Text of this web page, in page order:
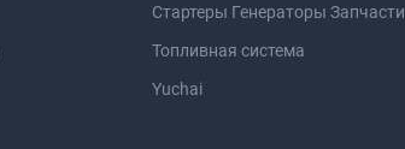
Стартеры Генераторы Запчасти
Топливная система
Yuchai